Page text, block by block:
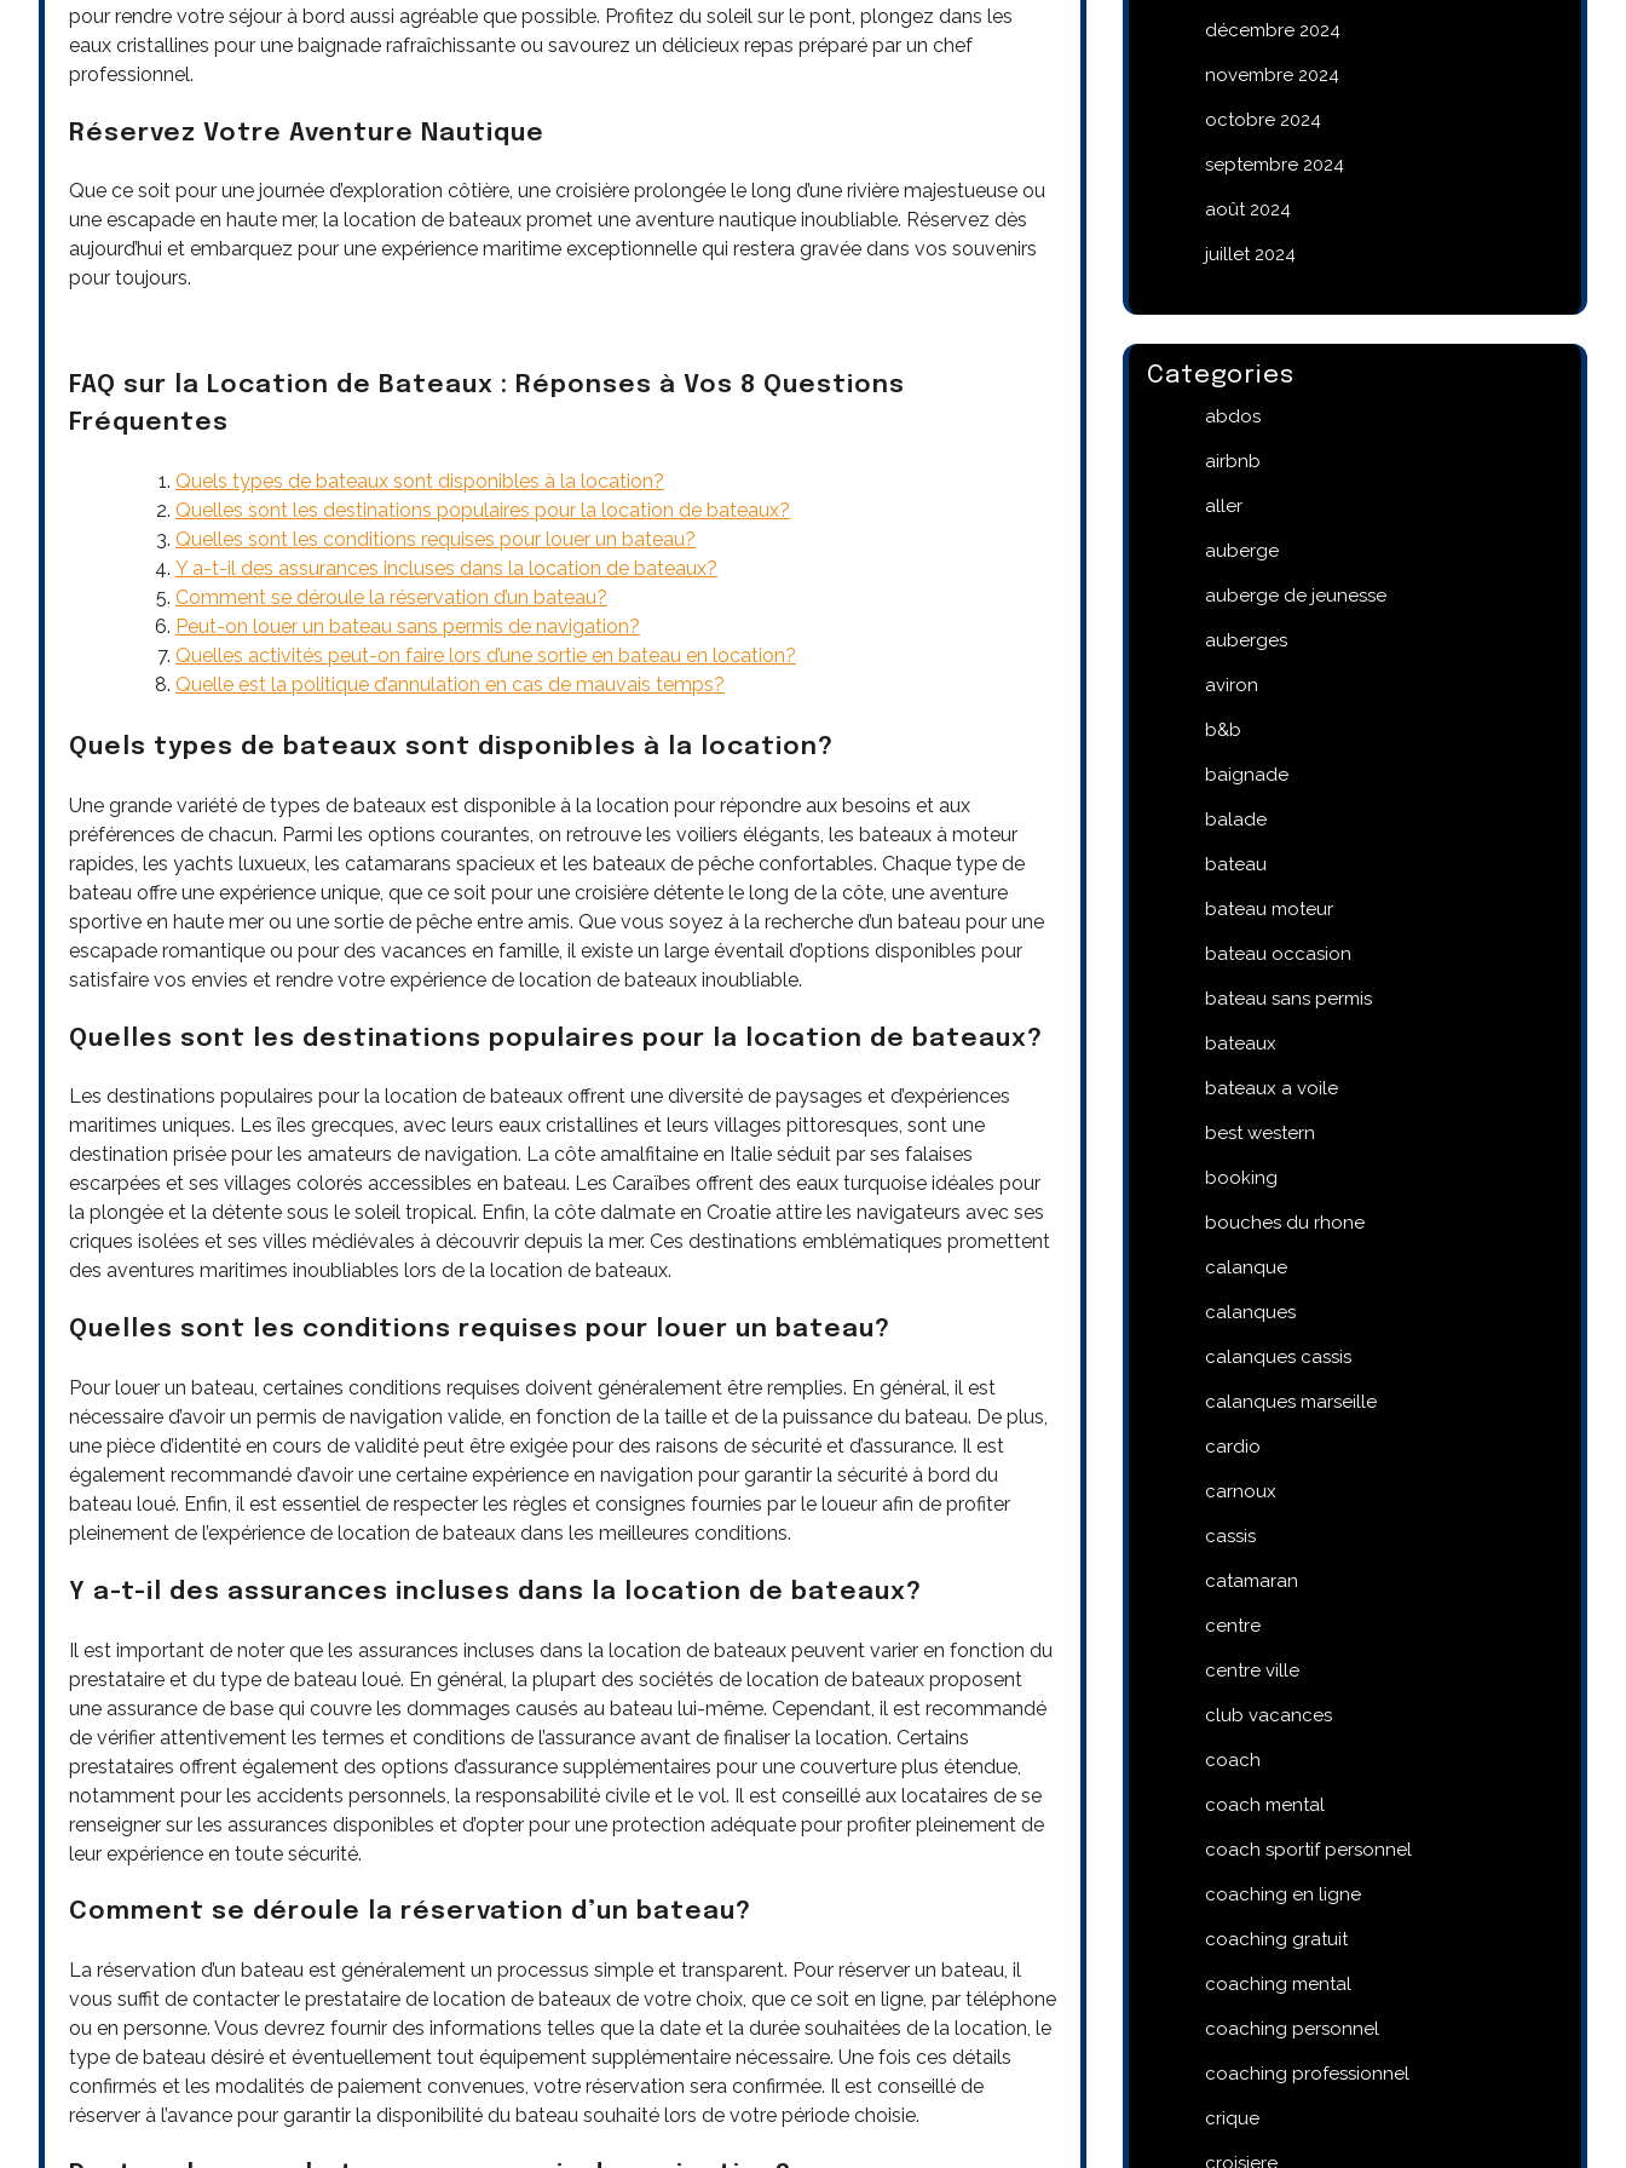
pour rendre votre séjour à bord aussi agréable que possible. Profitez du soleil sur le pont, plongez dans les
eaux cristallines pour une baignade rafraîchissante ou savourez un délicieux repas préparé par un chef
professionnel.
Réservez Votre Aventure Nautique
Que ce soit pour une journée d’exploration côtière, une croisière prolongée le long d’une rivière majestueuse ou
une escapade en haute mer, la location de bateaux promet une aventure nautique inoubliable. Réservez dès
aujourd’hui et embarquez pour une expérience maritime exceptionnelle qui restera gravée dans vos souvenirs
pour toujours.
FAQ sur la Location de Bateaux : Réponses à Vos 8 Questions
Fréquentes
Quels types de bateaux sont disponibles à la location?
Quelles sont les destinations populaires pour la location de bateaux?
Quelles sont les conditions requises pour louer un bateau?
Y a-t-il des assurances incluses dans la location de bateaux?
Comment se déroule la réservation d’un bateau?
Peut-on louer un bateau sans permis de navigation?
Quelles activités peut-on faire lors d’une sortie en bateau en location?
Quelle est la politique d’annulation en cas de mauvais temps?
Quels types de bateaux sont disponibles à la location?
Une grande variété de types de bateaux est disponible à la location pour répondre aux besoins et aux
préférences de chacun. Parmi les options courantes, on retrouve les voiliers élégants, les bateaux à moteur
rapides, les yachts luxueux, les catamarans spacieux et les bateaux de pêche confortables. Chaque type de
bateau offre une expérience unique, que ce soit pour une croisière détente le long de la côte, une aventure
sportive en haute mer ou une sortie de pêche entre amis. Que vous soyez à la recherche d’un bateau pour une
escapade romantique ou pour des vacances en famille, il existe un large éventail d’options disponibles pour
satisfaire vos envies et rendre votre expérience de location de bateaux inoubliable.
Quelles sont les destinations populaires pour la location de bateaux?
Les destinations populaires pour la location de bateaux offrent une diversité de paysages et d’expériences
maritimes uniques. Les îles grecques, avec leurs eaux cristallines et leurs villages pittoresques, sont une
destination prisée pour les amateurs de navigation. La côte amalfitaine en Italie séduit par ses falaises
escarpées et ses villages colorés accessibles en bateau. Les Caraïbes offrent des eaux turquoise idéales pour
la plongée et la détente sous le soleil tropical. Enfin, la côte dalmate en Croatie attire les navigateurs avec ses
criques isolées et ses villes médiévales à découvrir depuis la mer. Ces destinations emblématiques promettent
des aventures maritimes inoubliables lors de la location de bateaux.
Quelles sont les conditions requises pour louer un bateau?
Pour louer un bateau, certaines conditions requises doivent généralement être remplies. En général, il est
nécessaire d’avoir un permis de navigation valide, en fonction de la taille et de la puissance du bateau. De plus,
une pièce d’identité en cours de validité peut être exigée pour des raisons de sécurité et d’assurance. Il est
également recommandé d’avoir une certaine expérience en navigation pour garantir la sécurité à bord du
bateau loué. Enfin, il est essentiel de respecter les règles et consignes fournies par le loueur afin de profiter
pleinement de l’expérience de location de bateaux dans les meilleures conditions.
Y a-t-il des assurances incluses dans la location de bateaux?
Il est important de noter que les assurances incluses dans la location de bateaux peuvent varier en fonction du
prestataire et du type de bateau loué. En général, la plupart des sociétés de location de bateaux proposent
une assurance de base qui couvre les dommages causés au bateau lui-même. Cependant, il est recommandé
de vérifier attentivement les termes et conditions de l’assurance avant de finaliser la location. Certains
prestataires offrent également des options d’assurance supplémentaires pour une couverture plus étendue,
notamment pour les accidents personnels, la responsabilité civile et le vol. Il est conseillé aux locataires de se
renseigner sur les assurances disponibles et d’opter pour une protection adéquate pour profiter pleinement de
leur expérience en toute sécurité.
Comment se déroule la réservation d’un bateau?
La réservation d’un bateau est généralement un processus simple et transparent. Pour réserver un bateau, il
vous suffit de contacter le prestataire de location de bateaux de votre choix, que ce soit en ligne, par téléphone
ou en personne. Vous devrez fournir des informations telles que la date et la durée souhaitées de la location, le
type de bateau désiré et éventuellement tout équipement supplémentaire nécessaire. Une fois ces détails
confirmés et les modalités de paiement convenues, votre réservation sera confirmée. Il est conseillé de
réserver à l’avance pour garantir la disponibilité du bateau souhaité lors de votre période choisie.
décembre 2024
novembre 2024
octobre 2024
septembre 2024
août 2024
juillet 2024
Categories
abdos
airbnb
aller
auberge
auberge de jeunesse
auberges
aviron
b&b
baignade
balade
bateau
bateau moteur
bateau occasion
bateau sans permis
bateaux
bateaux a voile
best western
booking
bouches du rhone
calanque
calanques
calanques cassis
calanques marseille
cardio
carnoux
cassis
catamaran
centre
centre ville
club vacances
coach
coach mental
coach sportif personnel
coaching en ligne
coaching gratuit
coaching mental
coaching personnel
coaching professionnel
crique
croisiere